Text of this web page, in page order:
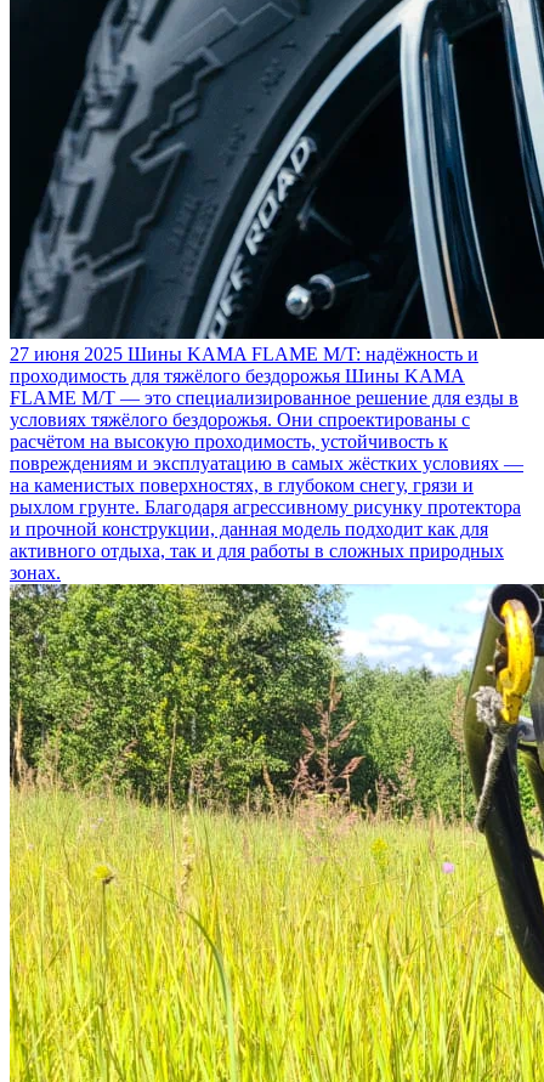
27 июня 2025 Шины KAMA FLAME M/T: надёжность и
проходимость для тяжёлого бездорожья Шины KAMA
FLAME M/T — это специализированное решение для езды в
условиях тяжёлого бездорожья. Они спроектированы с
расчётом на высокую проходимость, устойчивость к
повреждениям и эксплуатацию в самых жёстких условиях —
на каменистых поверхностях, в глубоком снегу, грязи и
рыхлом грунте. Благодаря агрессивному рисунку протектора
и прочной конструкции, данная модель подходит как для
активного отдыха, так и для работы в сложных природных
зонах.